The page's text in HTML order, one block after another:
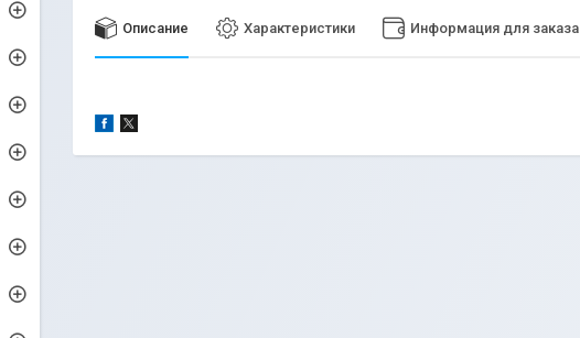
Описание Характеристики Информация для заказа